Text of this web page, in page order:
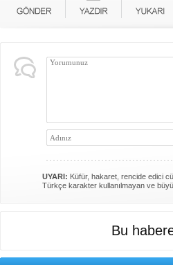
UYARI: Küfür, hakaret, rencide edici
Türkçe karakter kullanılmayan ve
Bu